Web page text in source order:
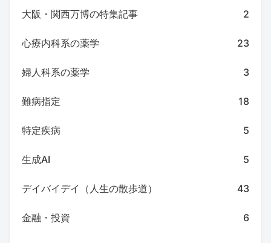
大阪・関西万博の特集記事 2
心療内科系の薬学 23
婦人科系の薬学 3
難病指定 18
特定疾病 5
生成AI 5
デイバイデイ（人生の散歩道） 43
金融・投資 6